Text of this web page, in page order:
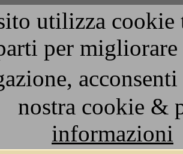
utilizza
per
nostra cookie &
informazioni